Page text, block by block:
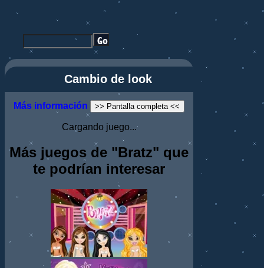
Cambio de look
Más información >> Pantalla completa <<
Cargando juego...
Más juegos de "Bratz" que
te podrían interesar